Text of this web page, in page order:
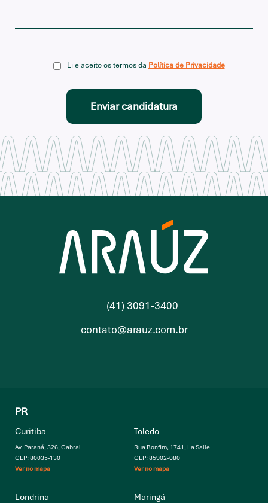
Li e aceito os termos da Política de Privacidade
(41) 3091-3400
contato@arauz.com.br
PR
Curitiba
Av. Paraná, 326, Cabral
CEP: 80035-130
Ver no mapa
Toledo
Rua Bonfim, 1741, La Salle
CEP: 85902-080
Ver no mapa
Londrina Maringá